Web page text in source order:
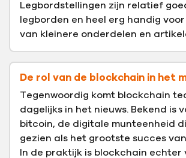
Legbordstellingen zijn relatief
legborden en heel erg handig
van kleinere onderdelen en
De rol van de blockchain in het
Tegenwoordig komt blockchain
dagelijks in het nieuws. Bekend is
bitcoin, de digitale munteenheid
gezien als het grootste succes
In de praktijk is blockchain echter